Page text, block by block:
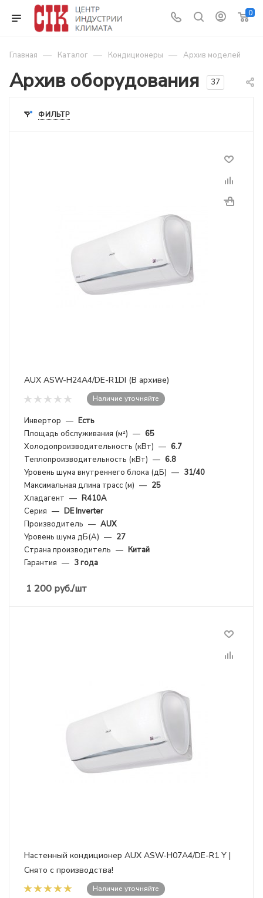
0
Главная — Каталог — Кондиционеры — Архив моделей
Архив оборудования 37
ФИЛЬТР
AUX ASW-H24A4/DE-R1DI (В архиве)
Наличие уточняйте
Инвертор — Есть
Площадь обслуживания (м²) — 65
Холодопроизводительность (кВт) — 6.7
Теплопроизводительность (кВт) — 6.8
Уровень шума внутреннего блока (дБ) — 31/40
Максимальная длина трасс (м) — 25
Хладагент — R410A
Серия — DE Inverter
Производитель — AUX
Уровень шума дБ(А) — 27
Страна производитель — Китай
Гарантия — 3 года
1 200 руб./шт
Настенный кондиционер AUX ASW-H07A4/DE-R1 Y |
Снято с производства!
Наличие уточняйте